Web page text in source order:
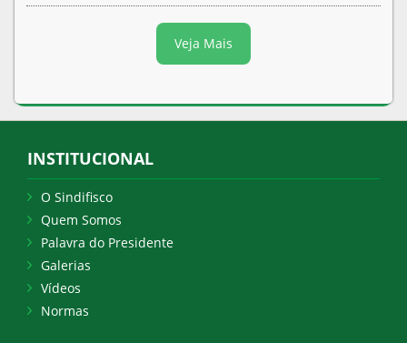
Veja Mais
INSTITUCIONAL
O Sindifisco
Quem Somos
Palavra do Presidente
Galerias
Vídeos
Normas